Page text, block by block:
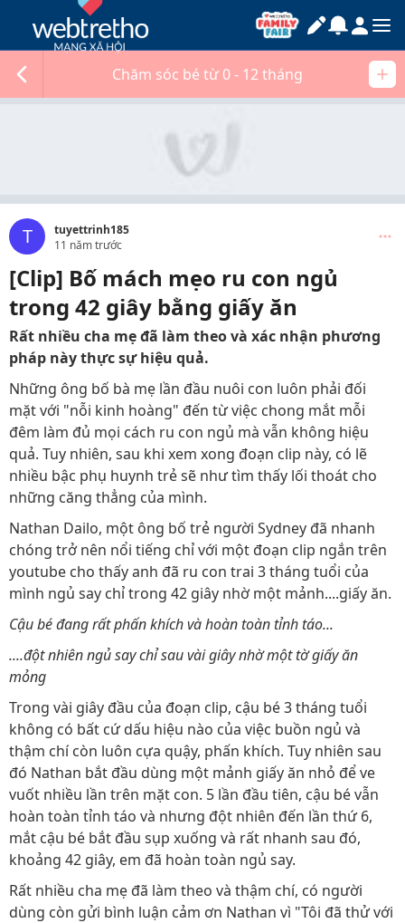
Chăm sóc bé từ 0 - 12 tháng
T
tuyettrinh185
11 năm trước
[Clip] Bố mách mẹo ru con ngủ
trong 42 giây bằng giấy ăn
Rất nhiều cha mẹ đã làm theo và xác nhận phương
pháp này thực sự hiệu quả.
Những ông bố bà mẹ lần đầu nuôi con luôn phải đối
mặt với "nỗi kinh hoàng" đến từ việc chong mắt mỗi
đêm làm đủ mọi cách ru con ngủ mà vẫn không hiệu
quả. Tuy nhiên, sau khi xem xong đoạn clip này, có lẽ
nhiều bậc phụ huynh trẻ sẽ như tìm thấy lối thoát cho
những căng thẳng của mình.
Nathan Dailo, một ông bố trẻ người Sydney đã nhanh
chóng trở nên nổi tiếng chỉ với một đoạn clip ngắn trên
youtube cho thấy anh đã ru con trai 3 tháng tuổi của
mình ngủ say chỉ trong 42 giây nhờ một mảnh....giấy ăn.
Cậu bé đang rất phấn khích và hoàn toàn tỉnh táo...
....đột nhiên ngủ say chỉ sau vài giây nhờ một tờ giấy ăn
mỏng
Trong vài giây đầu của đoạn clip, cậu bé 3 tháng tuổi
không có bất cứ dấu hiệu nào của việc buồn ngủ và
thậm chí còn luôn cựa quậy, phấn khích. Tuy nhiên sau
đó Nathan bắt đầu dùng một mảnh giấy ăn nhỏ để ve
vuốt nhiều lần trên mặt con. 5 lần đầu tiên, cậu bé vẫn
hoàn toàn tỉnh táo và nhưng đột nhiên đến lần thứ 6,
mắt cậu bé bắt đầu sụp xuống và rất nhanh sau đó,
khoảng 42 giây, em đã hoàn toàn ngủ say.
Rất nhiều cha mẹ đã làm theo và thậm chí, có người
dùng còn gửi bình luận cảm ơn Nathan vì "Tôi đã thử với